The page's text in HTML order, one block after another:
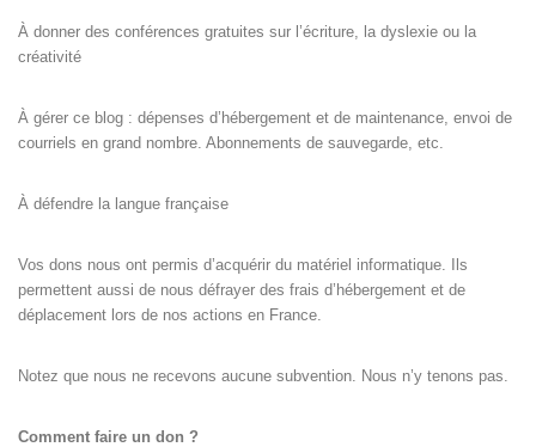
À donner des conférences gratuites sur l’écriture, la dyslexie ou la
créativité
À gérer ce blog : dépenses d’hébergement et de maintenance, envoi de
courriels en grand nombre. Abonnements de sauvegarde, etc.
À défendre la langue française
Vos dons nous ont permis d’acquérir du matériel informatique. Ils
permettent aussi de nous défrayer des frais d’hébergement et de
déplacement lors de nos actions en France.
Notez que nous ne recevons aucune subvention. Nous n’y tenons pas.
Comment faire un don ?